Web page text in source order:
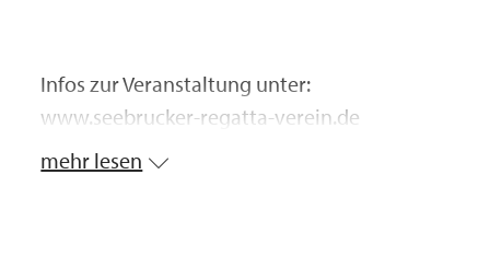
Infos zur Veranstaltung unter:
www.seebrucker-regatta-verein.de
mehr lesen